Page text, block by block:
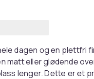
dagen og en plettfri
matt eller glødende
lenger. Dette er et